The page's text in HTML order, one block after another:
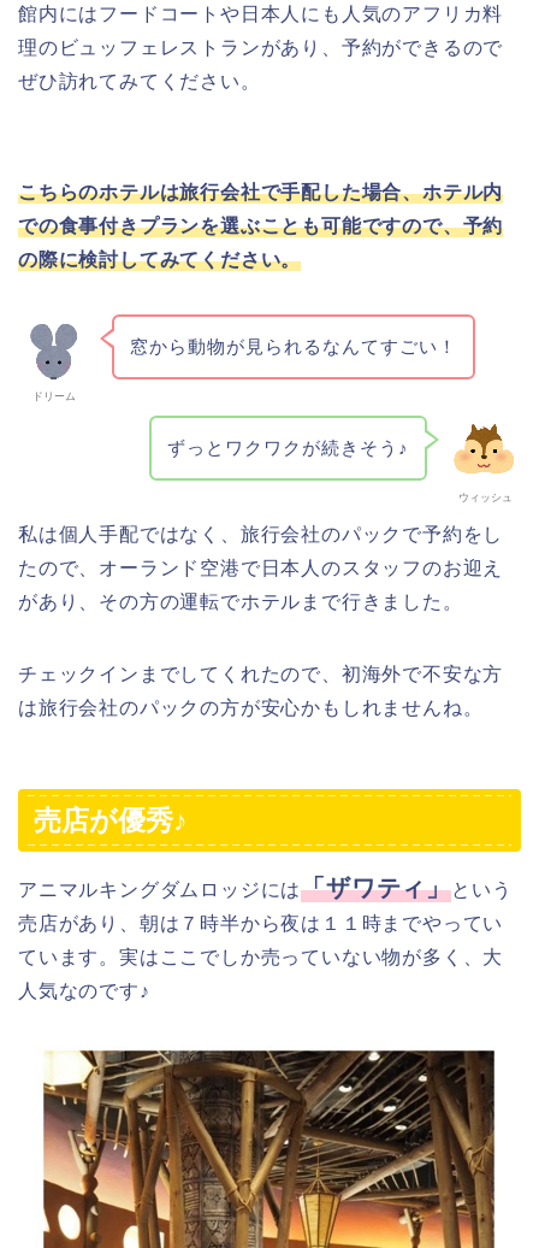
館内にはフードコートや日本人にも人気のアフリカ料
理のビュッフェレストランがあり、予約ができるので
ぜひ訪れてみてください。
こちらのホテルは旅行会社で手配した場合、ホテル内
での食事付きプランを選ぶことも可能ですので、予約
の際に検討してみてください。
ドリーム
窓から動物が見られるなんてすごい！
ウィッシュ
ずっとワクワクが続きそう♪
私は個人手配ではなく、旅行会社のパックで予約をし
たので、オーランド空港で日本人のスタッフのお迎え
があり、その方の運転でホテルまで行きました。
チェックインまでしてくれたので、初海外で不安な方
は旅行会社のパックの方が安心かもしれませんね。
売店が優秀♪
アニマルキングダムロッジには「ザワティ」という
売店があり、朝は７時半から夜は１１時までやってい
ています。実はここでしか売っていない物が多く、大
人気なのです♪